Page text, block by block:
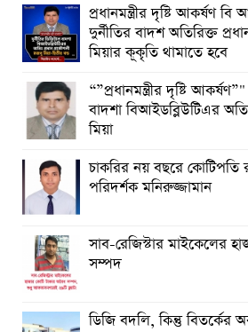
প্রধানমন্ত্রীর দৃষ্টি আকর্ষণ
দুর্নীতির বাদশ অতিরিক্ত
মিয়ার কূকৃতি থামাতে হবে
“”প্রধানমন্ত্রীর দৃষ্টি
বাদশা বিআইডব্লিউটিএর
মিয়া
চাকরির নয় বছরে
পরিদর্শক মনিরুজ্জামান
সাব-রেজিস্টার মাইকেলের
সম্পদ
ডিজি বদলি, কিন্তু বিতর্কের